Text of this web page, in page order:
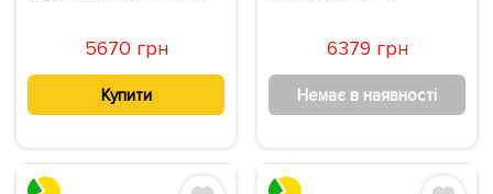
5670 грн
Купити
6379 грн
Немає в наявності